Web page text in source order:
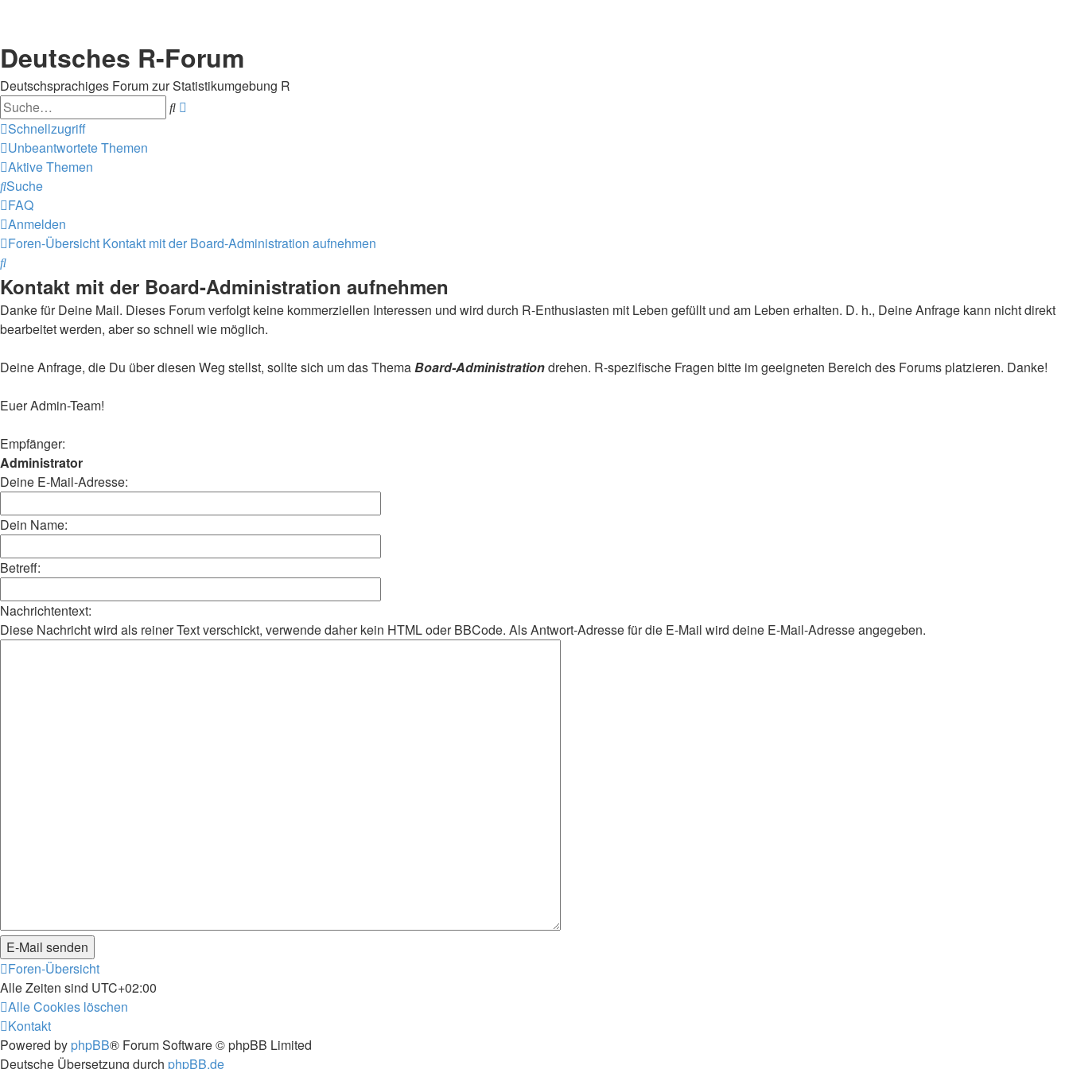
Deutsches R-Forum
Deutschsprachiges Forum zur Statistikumgebung R
Suche
Schnellzugriff
Unbeantwortete Themen
Aktive Themen
Suche
FAQ
Anmelden
Foren-Übersicht Kontakt mit der Board-Administration aufnehmen
Suche
Kontakt mit der Board-Administration aufnehmen
Danke für Deine Mail. Dieses Forum verfolgt keine kommerziellen Interessen und wird durch R-Enthusiasten mit Leben gefüllt und am Leben erhalten. D. h., Deine Anfrage kann nicht direkt
bearbeitet werden, aber so schnell wie möglich.
Deine Anfrage, die Du über diesen Weg stellst, sollte sich um das ThemaBoard-Administrationdrehen. R-spezifische Fragen bitte im geeigneten Bereich des Forums platzieren. Danke!
Euer Admin-Team!
Empfänger:
Administrator
Deine E-Mail-Adresse:
Dein Name:
Betreff:
Nachrichtentext:
Diese Nachricht wird als reiner Text verschickt, verwende daher kein HTML oder BBCode. Als Antwort-Adresse für die E-Mail wird deine E-Mail-Adresse angegeben.
Foren-Übersicht
Alle Zeiten sind UTC+02:00
Alle Cookies löschen
Kontakt
Powered by phpBB® Forum Software © phpBB Limited
Deutsche Übersetzung durch phpBB.de